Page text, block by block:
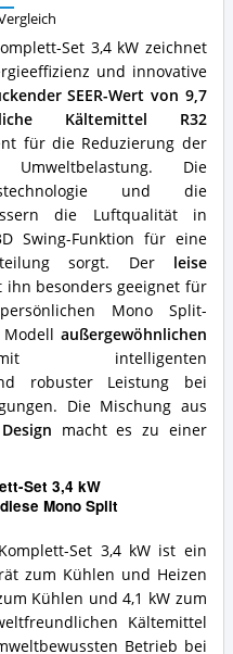
Set 3,4 kW zeichnet
und innovative
SEER-Wert von 9,7
Kältemittel R32
für die Reduzierung der
Die
und die
die Luftqualität in
Swing-Funktion für eine
sorgt. Der
leise
ihn besonders geeignet für
Mono Split-
außergewöhnlichen
robuster Leistung bei
Die Mischung aus
macht es zu einer
Set 3,4 kW
Mono Split
Set 3,4 kW ist ein
zum Kühlen und Heizen
Kühlen und 4,1 kW zum
Kältemittel
Betrieb bei